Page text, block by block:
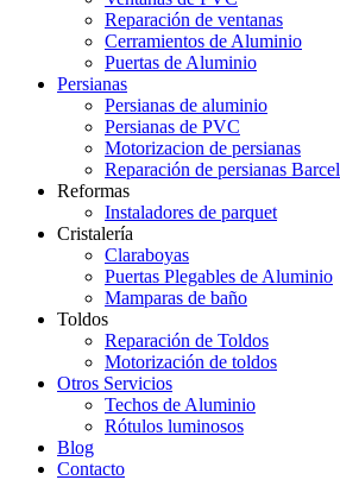
Reparación de ventanas
Cerramientos de Aluminio
Puertas de Aluminio
Persianas
Persianas de aluminio
Persianas de PVC
Motorizacion de persianas
Reparación de persianas
Reformas
Instaladores de parquet
Cristalería
Claraboyas
Puertas Plegables de Aluminio
Mamparas de baño
Toldos
Reparación de Toldos
Motorización de toldos
Otros Servicios
Techos de Aluminio
Rótulos luminosos
Blog
Contacto